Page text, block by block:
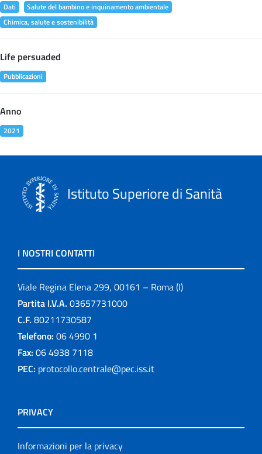
Dati
Salute del bambino e inquinamento ambientale
Chimica, salute e sostenibilità
Life persuaded
Pubblicazioni
Anno
2021
Istituto Superiore di Sanità
I NOSTRI CONTATTI
Viale Regina Elena 299, 00161 – Roma (I)
Partita I.V.A. 03657731000
C.F. 80211730587
Telefono: 06 4990 1
Fax: 06 4938 7118
PEC: protocollo.centrale@pec.iss.it
PRIVACY
Informazioni per la privacy